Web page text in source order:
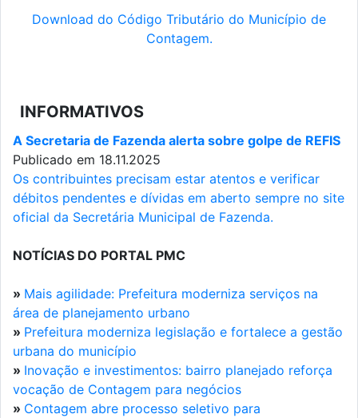
Download do Código Tributário do Município de
Contagem.
INFORMATIVOS
A Secretaria de Fazenda alerta sobre golpe de REFIS
Publicado em 18.11.2025
Os contribuintes precisam estar atentos e verificar
débitos pendentes e dívidas em aberto sempre no site
oficial da Secretária Municipal de Fazenda.
NOTÍCIAS DO PORTAL PMC
» Mais agilidade: Prefeitura moderniza serviços na
área de planejamento urbano
» Prefeitura moderniza legislação e fortalece a gestão
urbana do município
» Inovação e investimentos: bairro planejado reforça
vocação de Contagem para negócios
» Contagem abre processo seletivo para